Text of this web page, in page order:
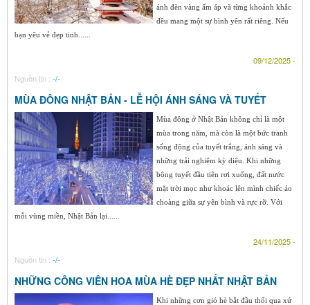
ánh đèn vàng ấm áp và từng khoảnh khắc
đều mang một sự bình yên rất riêng. Nếu
bạn yêu vẻ đẹp tinh......
09/12/2025 -
Nguồn tin : -/-
MÙA ĐÔNG NHẬT BẢN - LỄ HỘI ÁNH SÁNG VÀ TUYẾT
Mùa đông ở Nhật Bản không chỉ là một
mùa trong năm, mà còn là một bức tranh
sống động của tuyết trắng, ánh sáng và
những trải nghiệm kỳ diệu. Khi những
bông tuyết đầu tiên rơi xuống, đất nước
mặt trời mọc như khoác lên mình chiếc áo
choàng giữa sự yên bình và rực rỡ. Với
mỗi vùng miền, Nhật Bản lại......
24/11/2025 -
Nguồn tin : -/-
NHỮNG CÔNG VIÊN HOA MÙA HÈ ĐẸP NHẤT NHẬT BẢN
Khi những cơn gió hè bắt đầu thổi qua xứ